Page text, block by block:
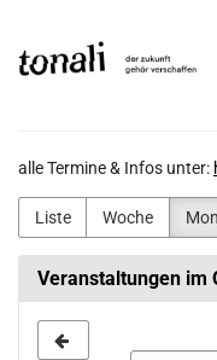
Haupt-
Inhalt
TONALi
alle Termine & Infos unter:
Liste Woche
Veranstaltungen im